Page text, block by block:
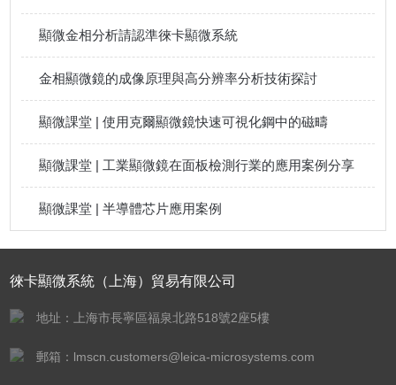
顯微金相分析請認準徠卡顯微系統
金相顯微鏡的成像原理與高分辨率分析技術探討
顯微課堂 | 使用克爾顯微鏡快速可視化鋼中的磁疇
顯微課堂 | 工業顯微鏡在面板檢測行業的應用案例分享
顯微課堂 | 半導體芯片應用案例
徠卡顯微系統（上海）貿易有限公司
地址：上海市長寧區福泉北路518號2座5樓
郵箱：lmscn.customers@leica-microsystems.com